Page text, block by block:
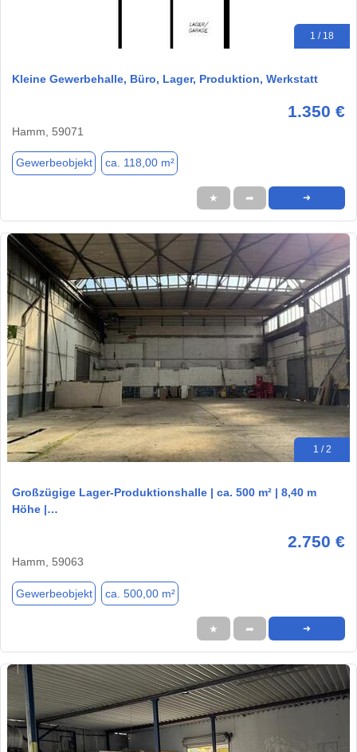
1 / 18
Kleine Gewerbehalle, Büro, Lager, Produktion, Werkstatt
1.350 €
Hamm, 59071
Gewerbeobjekt ca. 118,00 m²
★ ➦ ➜
1 / 2
Großzügige Lager-Produktionshalle | ca. 500 m² | 8,40 m
Höhe |…
2.750 €
Hamm, 59063
Gewerbeobjekt ca. 500,00 m²
★ ➦ ➜